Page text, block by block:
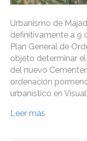
Urbanismo de
definitivamente a 9
Plan General de
objeto determinar
del nuevo
ordenación
urbanístico en
Leer más